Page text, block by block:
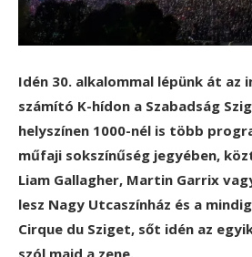
Idén 30. alkalommal lépünk át az
számító K-hídon a Szabadság
helyszínen 1000-nél is több
műfaji sokszínűség jegyében,
Liam Gallagher, Martin Garrix
lesz Nagy Utcaszínház és a
Cirque du Sziget, sőt idén az